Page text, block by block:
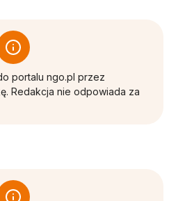
portalu ngo.pl przez
Redakcja nie odpowiada za